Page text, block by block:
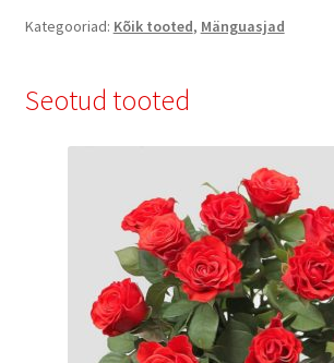
Kategooriad: Kõik tooted, Mänguasjad
Seotud tooted